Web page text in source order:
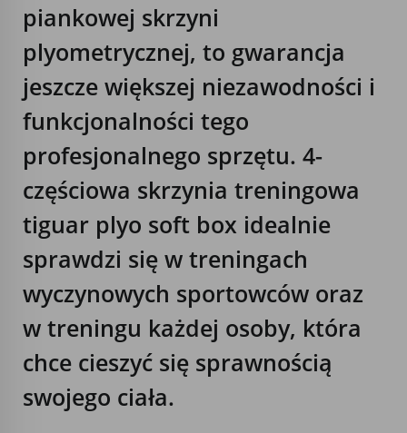
piankowej skrzyni
plyometrycznej, to gwarancja
jeszcze większej niezawodności i
funkcjonalności tego
profesjonalnego sprzętu. 4-
częściowa skrzynia treningowa
tiguar plyo soft box idealnie
sprawdzi się w treningach
wyczynowych sportowców oraz
w treningu każdej osoby, która
chce cieszyć się sprawnością
swojego ciała.